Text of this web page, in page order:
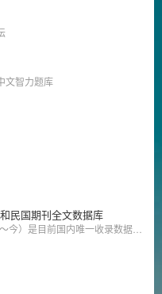
文智力题库
民国期刊全文数据库